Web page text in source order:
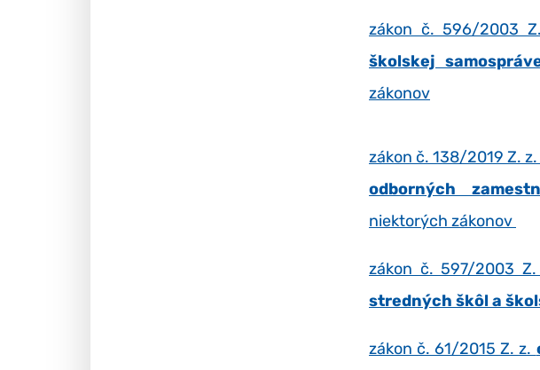
zákon č. 596/2003
školskej
zákonov
zákon č. 138/2019 Z. z.
odborných
niektorých zákonov
zákon č. 597/2003 Z.
stredných škôl a
zákon č. 61/2015 Z. z.